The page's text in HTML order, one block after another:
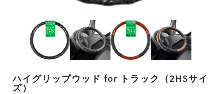
ハイグリップウッド for トラック（2HSサイ
ズ）